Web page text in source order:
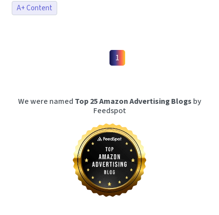
A+ Content
1
We were named Top 25 Amazon Advertising Blogs by
Feedspot